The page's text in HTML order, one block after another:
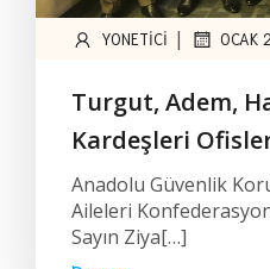
YONETICI | OCAK
Turgut, Adem,
Kardeşleri
Anadolu Güvenlik
Aileleri
Sayın Ziya[…]